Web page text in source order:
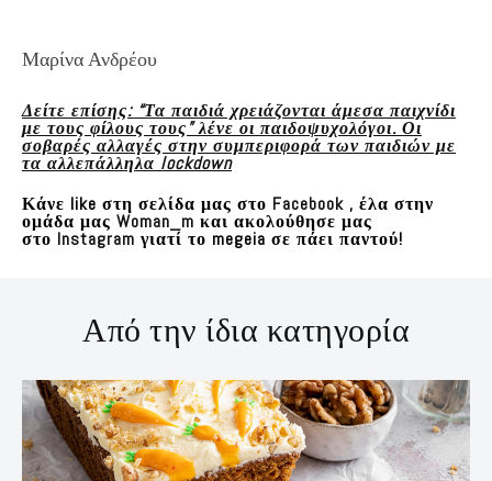
Μαρίνα Ανδρέου
Δείτε επίσης: “Τα παιδιά χρειάζονται άμεσα παιχνίδι
με τους φίλους τους” λένε οι παιδοψυχολόγοι. Οι
σοβαρές αλλαγές στην συμπεριφορά των παιδιών με
τα αλλεπάλληλα lockdown
Κάνε like στη σελίδα μας στο Facebook , έλα στην
ομάδα μας Woman_m και ακολούθησε μας
στο Instagram γιατί το megeia σε πάει παντού!
Από την ίδια κατηγορία